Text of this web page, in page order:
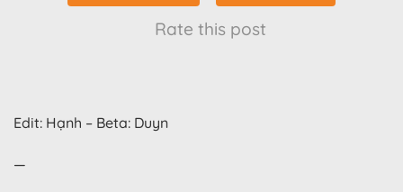
Rate this post
Edit: Hạnh – Beta: Duyn
—